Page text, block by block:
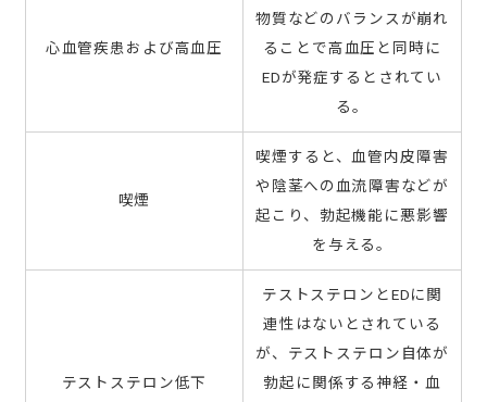
心血管疾患および高血圧
物質などのバランスが崩れ
ることで高血圧と同時に
EDが発症するとされてい
る。
喫煙
喫煙すると、血管内皮障害
や陰茎への血流障害などが
起こり、勃起機能に悪影響
を与える。
テストステロン低下
テストステロンとEDに関
連性はないとされている
が、テストステロン自体が
勃起に関係する神経・血